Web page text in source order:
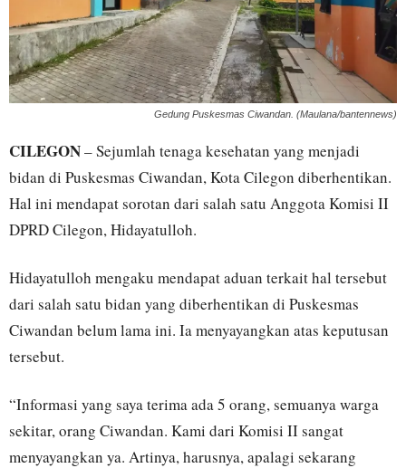
Gedung Puskesmas Ciwandan. (Maulana/bantennews)
CILEGON– Sejumlah tenaga kesehatan yang menjadi
bidan di Puskesmas Ciwandan, Kota Cilegon diberhentikan.
Hal ini mendapat sorotan dari salah satu Anggota Komisi II
DPRD Cilegon, Hidayatulloh.
Hidayatulloh mengaku mendapat aduan terkait hal tersebut
dari salah satu bidan yang diberhentikan di Puskesmas
Ciwandan belum lama ini. Ia menyayangkan atas keputusan
tersebut.
“Informasi yang saya terima ada 5 orang, semuanya warga
sekitar, orang Ciwandan. Kami dari Komisi II sangat
menyayangkan ya. Artinya, harusnya, apalagi sekarang